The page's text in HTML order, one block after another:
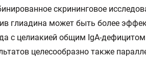
скрининговое
глиадина может быть более
с целиакией общим IgА-
целесообразно также